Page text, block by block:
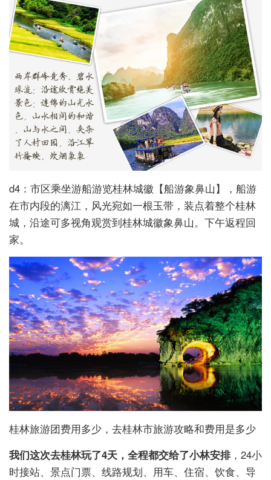
d4：市区乘坐游船游览桂林城徽【船游象鼻山】，船游
在市内段的漓江，风光宛如一根玉带，装点着整个桂林
城，沿途可多视角观赏到桂林城徽象鼻山。下午返程回
家。
桂林旅游团费用多少，去桂林市旅游攻略和费用是多少
我们这次去桂林玩了4天，全程都交给了小林安排，24小
时接站、景点门票、线路规划、用车、住宿、饮食、导